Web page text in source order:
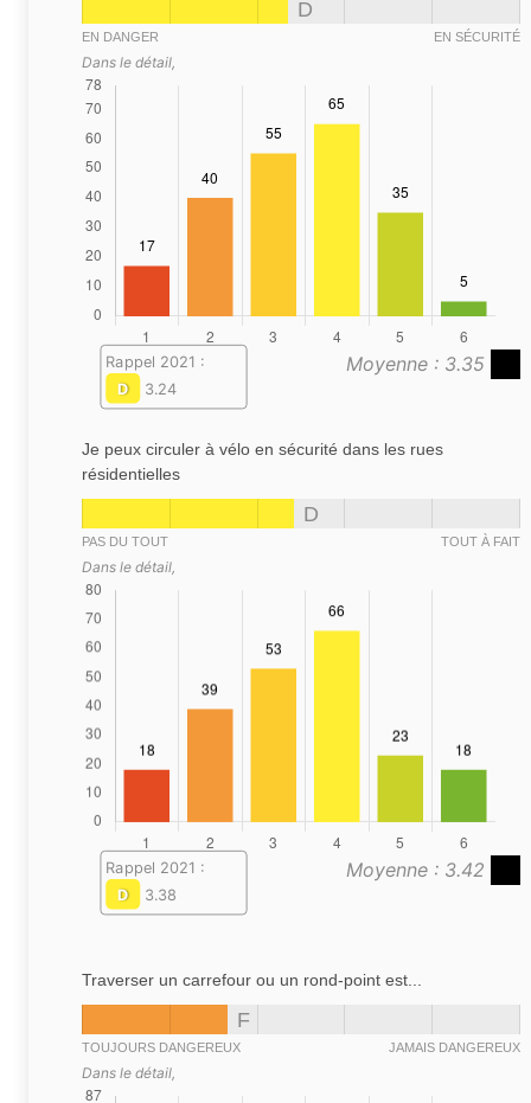
D
EN DANGER EN SÉCURITÉ
Dans le détail,
Moyenne : 3.35
Rappel 2021 :
D
3.24
Je peux circuler à vélo en sécurité dans les rues
résidentielles
D
PAS DU TOUT TOUT À FAIT
Dans le détail,
Moyenne : 3.42
Rappel 2021 :
D
3.38
Traverser un carrefour ou un rond-point est...
F
TOUJOURS DANGEREUX JAMAIS DANGEREUX
Dans le détail,